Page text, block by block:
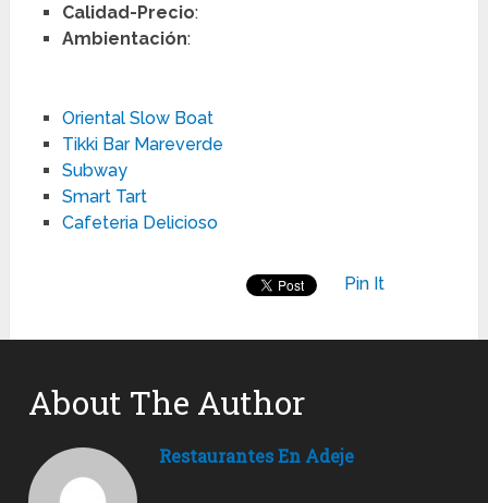
Calidad-Precio:
Ambientación:
Oriental Slow Boat
Tikki Bar Mareverde
Subway
Smart Tart
Cafeteria Delicioso
Pin It
About The Author
Restaurantes En Adeje